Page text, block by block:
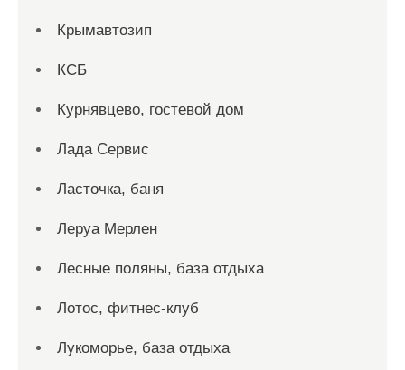
Крымавтозип
КСБ
Курнявцево, гостевой дом
Лада Сервис
Ласточка, баня
Леруа Мерлен
Лесные поляны, база отдыха
Лотос, фитнес-клуб
Лукоморье, база отдыха